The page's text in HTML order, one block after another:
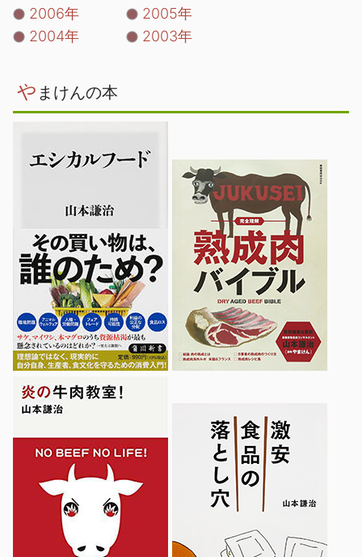
2006年
2005年
2004年
2003年
や まけんの本